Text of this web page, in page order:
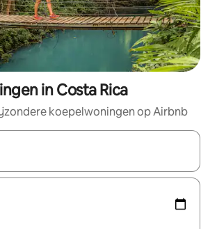
in Costa Rica
koepelwoningen op Airbnb
beschikbaar zijn, maak je een keuze